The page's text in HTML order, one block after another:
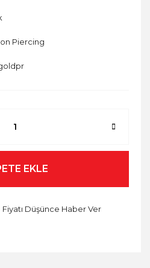
Piercing
EKLE
Fiyatı Düşünce Haber Ver